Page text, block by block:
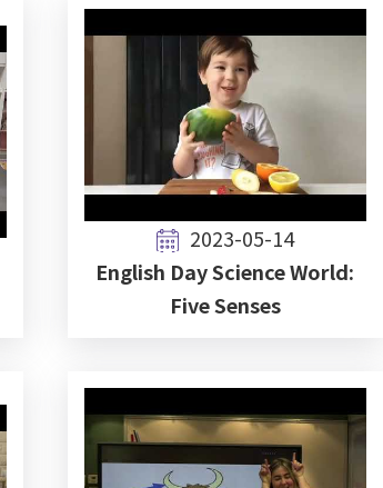
2023-05-14
English Day Science World:
Five Senses